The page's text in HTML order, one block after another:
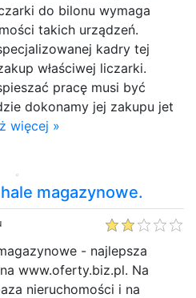
do bilonu wymaga
takich urządzeń.
kadry tej
właściwej liczarki.
pracę musi być
dokonamy jej zakupu jet
więcej »
magazynowe.
- najlepsza
www.oferty.biz.pl. Na
nieruchomości i na